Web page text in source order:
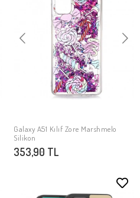
SEPETE EKLE
Galaxy A51 Kılıf Zore Marshmelo
Silikon
353,90 TL